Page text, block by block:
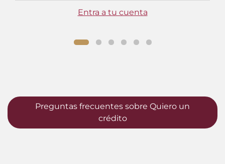
Entra a tu cuenta
Preguntas frecuentes sobre Quiero un
crédito